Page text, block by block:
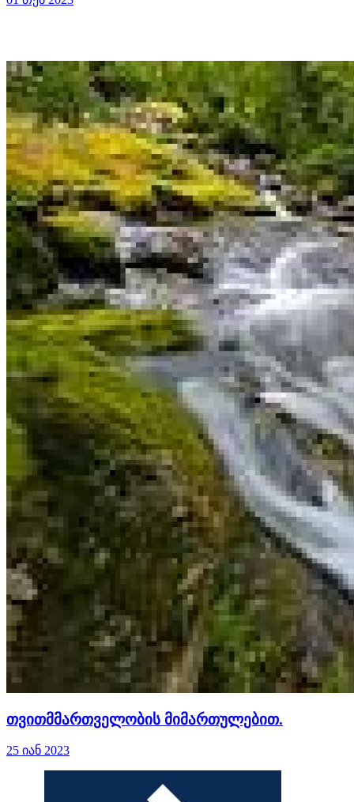
თვითმმართველობის მიმართულებით.
25 იან 2023